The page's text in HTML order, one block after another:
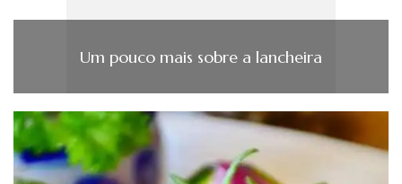
Um pouco mais sobre a lancheira